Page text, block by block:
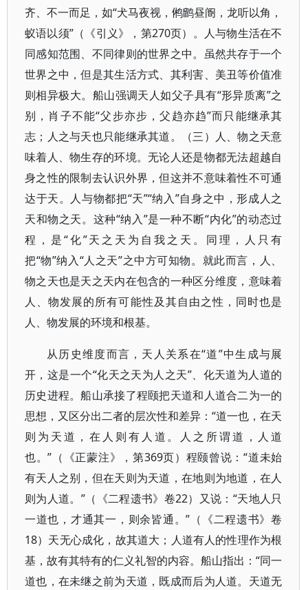
齐、不一而足，如“犬马夜视，鸺鹠昼阍，龙听以角，
蚁语以须”（《引义》，第270页）。人与物生活在不
同感知范围、不同律则的世界之中。虽然共存于一个
世界之中，但是其生活方式、其利害、美丑等价值准
则相异极大。船山强调天人如父子具有“形异质离”之
别，肖子不能“父步亦步，父趋亦趋”而只能继承其
志；人之与天也只能继承其道。（三）人、物之天意
味着人、物生存的环境。无论人还是物都无法超越自
身之性的限制去认识外界，但这并不意味着性不可通
达于天。人与物都把“天”“纳入”自身之中，形成人之
天和物之天。这种“纳入”是一种不断“内化”的动态过
程，是“化”天之天为自我之天。同理，人只有
把“物”纳入“人之天”之中方可知物。就此而言，人、
物之天也是天之天内在包含的一种区分维度，意味着
人、物发展的所有可能性及其自由之性，同时也是
人、物发展的环境和根基。
从历史维度而言，天人关系在“道”中生成与展
开，这是一个“化天之天为人之天”、化天道为人道的
历史进程。船山承接了程颐把天道和人道合二为一的
思想，又区分出二者的层次性和差异：“道一也，在天
则为天道，在人则有人道。人之所谓道，人道
也。”（《正蒙注》，第369页）程颐曾说：“道未始
有天人之别，但在天则为天道，在地则为地道，在人
则为人道。”（《二程遗书》卷22）又说：“天地人只
一道也，才通其一，则余皆通。”（《二程遗书》卷
18）天无心成化，故其道大；人道有人的性理作为根
基，故有其特有的仁义礼智的内容。船山指出：“同一
道也，在未继之前为天道，既成而后为人道。天道无